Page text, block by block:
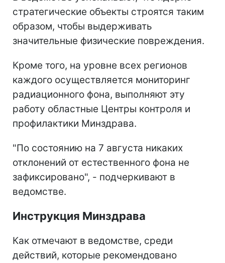
стратегические объекты строятся таким
образом, чтобы выдерживать
значительные физические повреждения.
Кроме того, на уровне всех регионов
каждого осуществляется мониторинг
радиационного фона, выполняют эту
работу областные Центры контроля и
профилактики Минздрава.
"По состоянию на 7 августа никаких
отклонений от естественного фона не
зафиксировано", - подчеркивают в
ведомстве.
Инструкция Минздрава
Как отмечают в ведомстве, среди
действий, которые рекомендовано